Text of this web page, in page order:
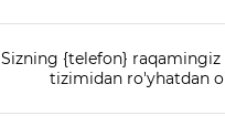
Sizning {telefon} raqamingiz
tizimidan ro'yhatdan